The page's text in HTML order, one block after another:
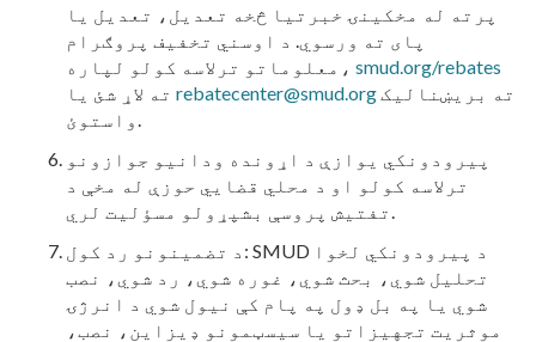
پرته له مخکینۍ خبرتیا څخه تعدیل، تعدیل یا
پای ته ورسوي. د اوسني تخفیف پروګرام
معلوماتو ترلاسه کولو لپاره، smud.org/rebates
rebatecenter@smud.org
واستوئ.
پیرودونکي یوازې د اړونده ودانیو جوازونو
ترلاسه کولو او د محلي قضايي حوزې له مخې د
تفتیش پروسې بشپړولو مسؤلیت لري.
د تضمینونو رد کول: SMUD د پیرودونکي لخوا
تحلیل شوي، بحث شوي، غوره شوي، رد شوي، نصب
شوي یا په بل ډول په پام کې نیول شوي د انرژۍ
موثریت تجهیزاتو یا سیسټمونو ډیزاین، نصب،